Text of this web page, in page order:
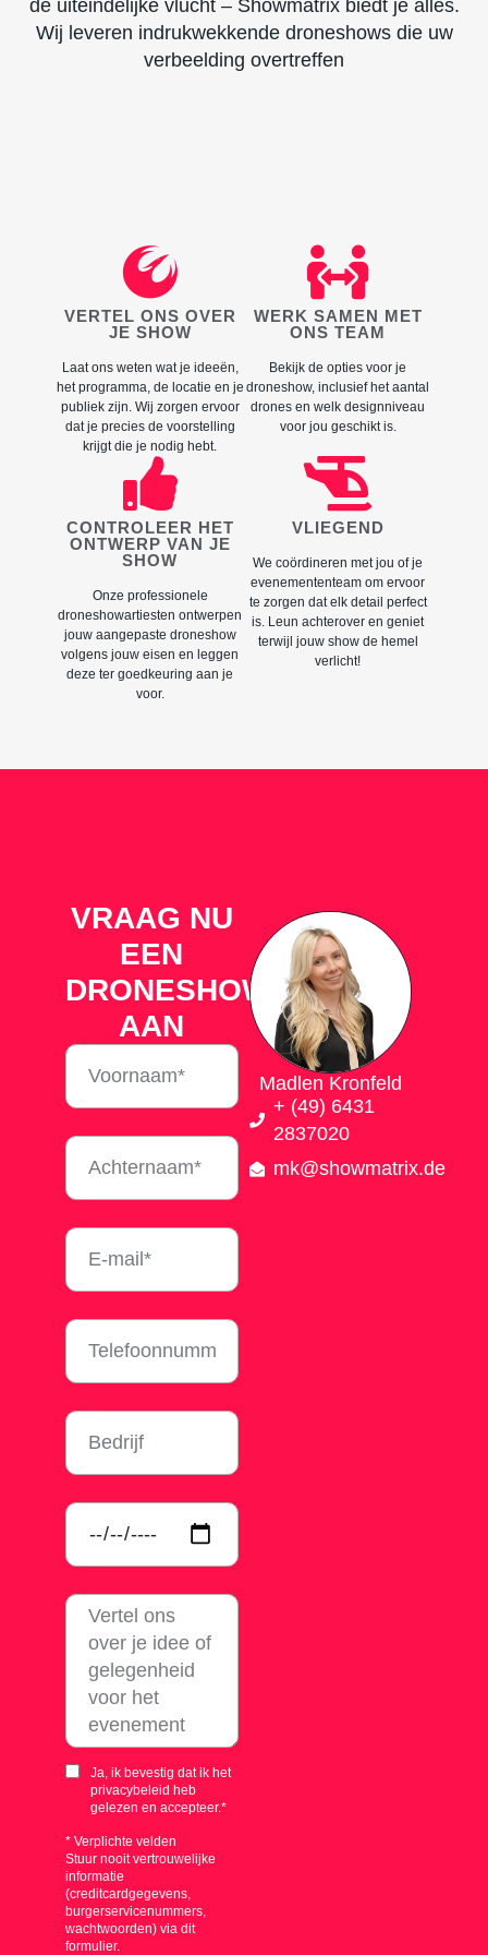
de uiteindelijke vlucht – Showmatrix biedt je alles.
Wij leveren indrukwekkende droneshows die uw
verbeelding overtreffen
VERTEL ONS OVER
JE SHOW
Laat ons weten wat je ideeën,
het programma, de locatie en je
publiek zijn. Wij zorgen ervoor
dat je precies de voorstelling
krijgt die je nodig hebt.
WERK SAMEN MET
ONS TEAM
Bekijk de opties voor je
droneshow, inclusief het aantal
drones en welk designniveau
voor jou geschikt is.
CONTROLEER HET
ONTWERP VAN JE
SHOW
Onze professionele
droneshowartiesten ontwerpen
jouw aangepaste droneshow
volgens jouw eisen en leggen
deze ter goedkeuring aan je
voor.
VLIEGEND
We coördineren met jou of je
evenemententeam om ervoor
te zorgen dat elk detail perfect
is. Leun achterover en geniet
terwijl jouw show de hemel
verlicht!
VRAAG NU
EEN
DRONESHOW
AAN
Ja, ik bevestig dat ik het
privacybeleid heb
gelezen en accepteer.*
* Verplichte velden
Stuur nooit vertrouwelijke
informatie
(creditcardgegevens,
burgerservicenummers,
wachtwoorden) via dit
formulier.
Madlen Kronfeld
+ (49) 6431
2837020
mk@showmatrix.de